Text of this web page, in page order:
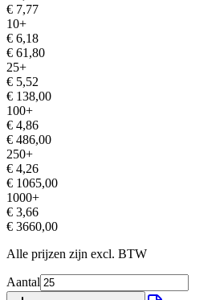
€ 7,77
10+
€ 6,18
€ 61,80
25+
€ 5,52
€ 138,00
100+
€ 4,86
€ 486,00
250+
€ 4,26
€ 1065,00
1000+
€ 3,66
€ 3660,00
Alle prijzen zijn excl. BTW
Aantal